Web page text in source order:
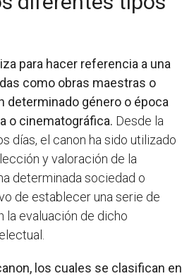
para hacer referencia a una
como obras maestras o
determinado género o época
o cinematográfica. Desde la
días, el canon ha sido utilizado
y valoración de la
determinada sociedad o
de establecer una serie de
la evaluación de dicho
los cuales se clasifican en